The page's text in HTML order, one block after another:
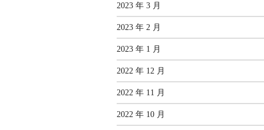
2023 年 3 月
2023 年 2 月
2023 年 1 月
2022 年 12 月
2022 年 11 月
2022 年 10 月